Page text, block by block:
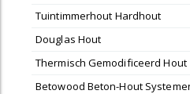
Tuintimmerhout Hardhout
Douglas Hout
Thermisch Gemodificeerd Hout
Betowood Beton-Hout